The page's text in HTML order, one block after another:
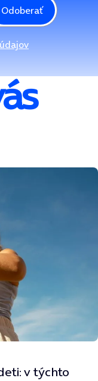
Odoberať
v týchto